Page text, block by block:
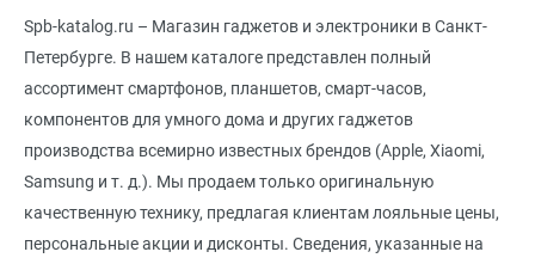
Spb-katalog.ru – Магазин гаджетов и электроники в Санкт-
Петербурге. В нашем каталоге представлен полный
ассортимент смартфонов, планшетов, смарт-часов,
компонентов для умного дома и других гаджетов
производства всемирно известных брендов (Apple, Xiaomi,
Samsung и т. д.). Мы продаем только оригинальную
качественную технику, предлагая клиентам лояльные цены,
персональные акции и дисконты. Сведения, указанные на